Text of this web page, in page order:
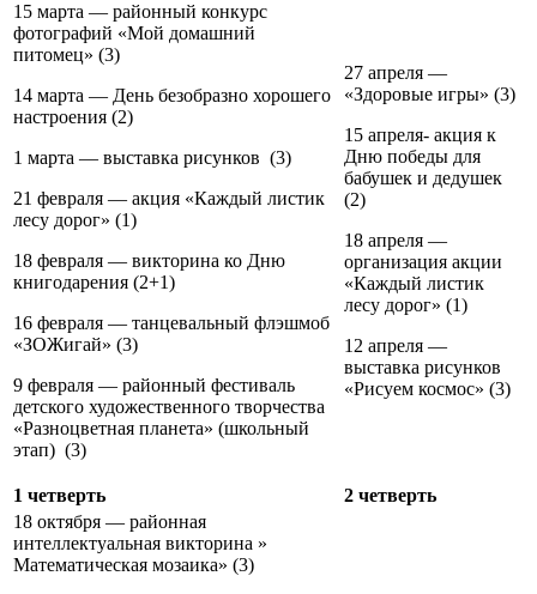
15 марта — районный конкурс
фотографий «Мой домашний
питомец» (3)
14 марта — День безобразно хорошего
настроения (2)
1 марта — выставка рисунков (3)
21 февраля — акция «Каждый листик
лесу дорог» (1)
18 февраля — викторина ко Дню
книгодарения (2+1)
16 февраля — танцевальный флэшмоб
«ЗОЖигай» (3)
9 февраля — районный фестиваль
детского художественного творчества
«Разноцветная планета» (школьный
этап) (3)
27 апреля —
«Здоровые игры» (3)
15 апреля- акция к
Дню победы для
бабушек и дедушек
(2)
18 апреля —
организация акции
«Каждый листик
лесу дорог» (1)
12 апреля —
выставка рисунков
«Рисуем космос» (3)
1 четверть
2 четверть
18 октября — районная
интеллектуальная викторина »
Математическая мозаика» (3)